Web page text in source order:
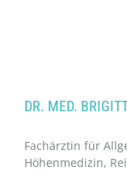
DR. MED.
Fachärztin für
Höhenmedizin,